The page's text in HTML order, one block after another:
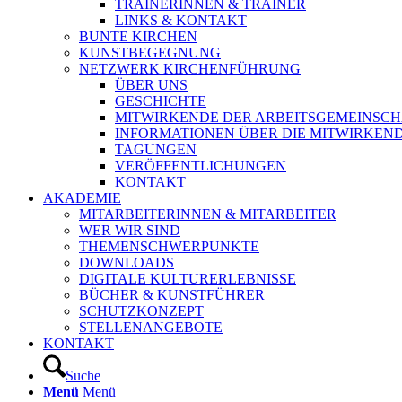
TRAINERINNEN & TRAINER
LINKS & KONTAKT
BUNTE KIRCHEN
KUNSTBEGEGNUNG
NETZWERK KIRCHENFÜHRUNG
ÜBER UNS
GESCHICHTE
MITWIRKENDE DER
INFORMATIONEN ÜBER DIE
TAGUNGEN
VERÖFFENTLICHUNGEN
KONTAKT
AKADEMIE
MITARBEITERINNEN & MITARBEITER
WER WIR SIND
THEMENSCHWERPUNKTE
DOWNLOADS
DIGITALE KULTURERLEBNISSE
BÜCHER & KUNSTFÜHRER
SCHUTZKONZEPT
STELLENANGEBOTE
KONTAKT
Suche
Menü Menü